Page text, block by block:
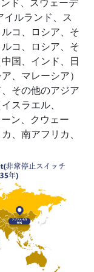
イルランド、ス
コ、ロシア、そ
コ、ロシア、そ
国、インド、日
、マレーシア）
その他のアジア
スラエル、
ン、クウェー
、南アフリカ、